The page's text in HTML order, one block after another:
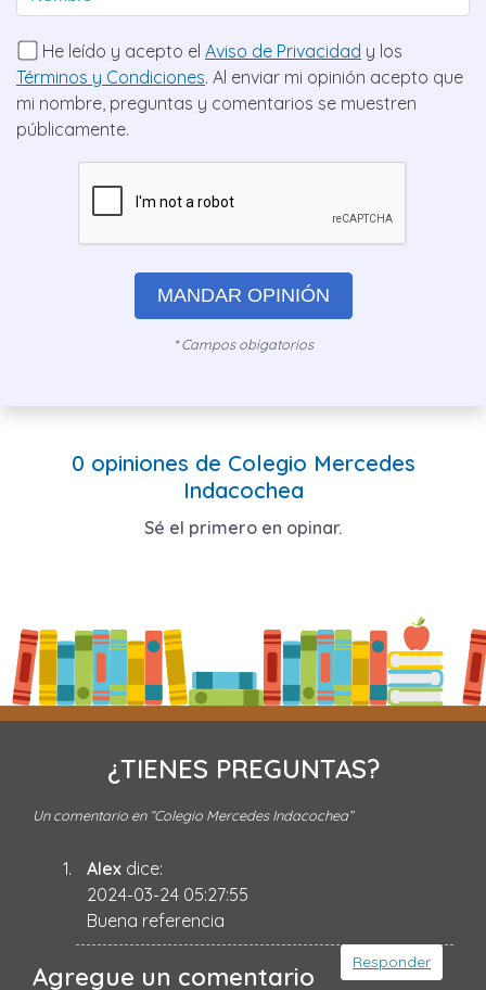
He leído y acepto el Aviso de Privacidad y los
Términos y Condiciones. Al enviar mi opinión acepto que
mi nombre, preguntas y comentarios se muestren
públicamente.
MANDAR OPINIÓN
* Campos obigatorios
0 opiniones de Colegio Mercedes
Indacochea
Sé el primero en opinar.
¿TIENES PREGUNTAS?
Un comentario en “Colegio Mercedes Indacochea”
Alex dice:
2024-03-24 05:27:55
Buena referencia
Responder
Agregue un comentario